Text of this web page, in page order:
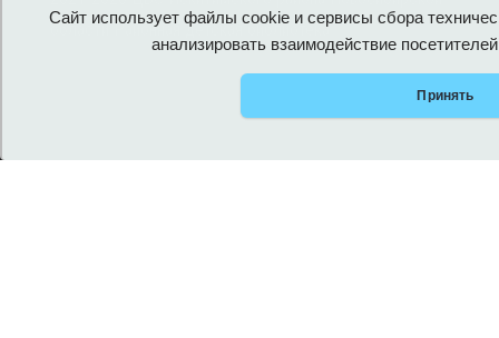
Сайт использует файлы cookie и сервисы сбора
анализировать взаимодействие
Принять
области Районная детская библиотека